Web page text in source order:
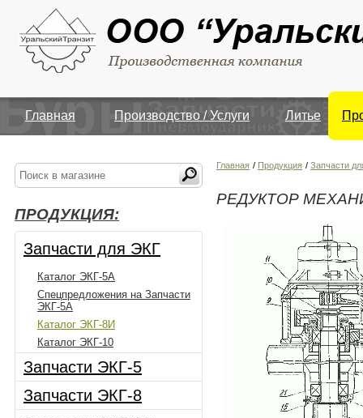
Главная Производство / Услуги Литье
ПРОДУКЦИЯ:
Запчасти для ЭКГ
Каталог ЭКГ-5А
Спецпредложения на Запчасти
ЭКГ-5А
Каталог ЭКГ-8И
Каталог ЭКГ-10
Запчасти ЭКГ-5
Запчасти ЭКГ-8
Главная / Продукция / Запчасти
РЕДУКТОР